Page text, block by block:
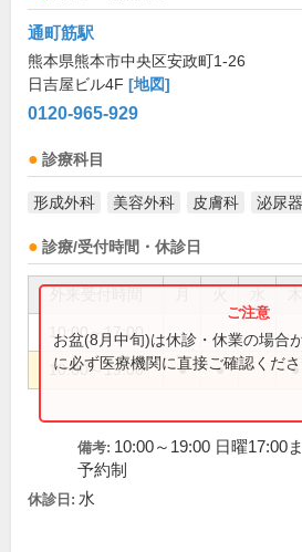
通町筋駅
熊本県熊本市中央区安政町1-26
日吉屋ビル4F [地図]
0120-965-929
診療科目
形成外科 美容外科 皮膚科 泌尿
診療/受付時間・休診日
10:00～17:00
10:00～19:00 ● ● ●
お盆(8月中旬)は休診・休業の場合
に必ず医療機関に直接ご確認くださ
備考: 10:00～19:00 日曜17:00
予約制
休診日: 水